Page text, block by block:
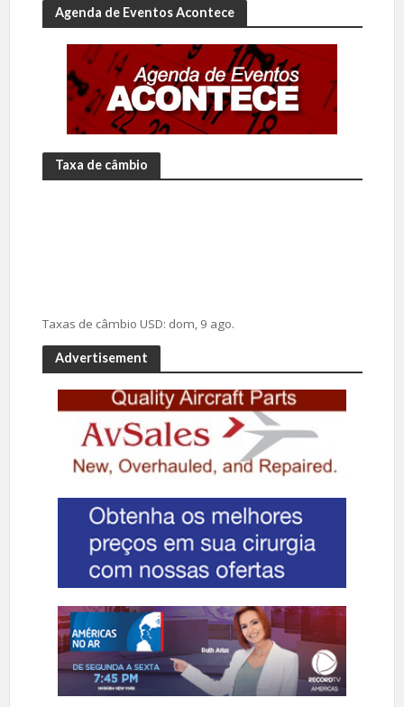
Agenda de Eventos Acontece
Taxa de câmbio
Taxas de câmbio USD: dom, 9 ago.
Advertisement